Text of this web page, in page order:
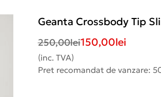
Geanta Crossbody Tip
250,00lei150,00lei
(inc. TVA)
Pret recomandat de vanzare: